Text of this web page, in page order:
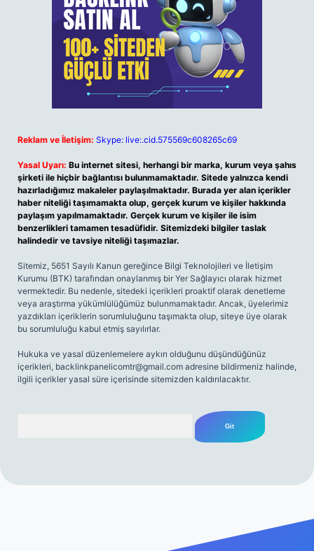
Reklam ve İletişim: Skype: live:.cid.575569c608265c69
Yasal Uyarı: Bu internet sitesi, herhangi bir marka, kurum veya şahıs
şirketi ile hiçbir bağlantısı bulunmamaktadır. Sitede yalnızca kendi
hazırladığımız makaleler paylaşılmaktadır. Burada yer alan içerikler
haber niteliği taşımamakta olup, gerçek kurum ve kişiler hakkında
paylaşım yapılmamaktadır. Gerçek kurum ve kişiler ile isim
benzerlikleri tamamen tesadüfidir. Sitemizdeki bilgiler taslak
halindedir ve tavsiye niteliği taşımazlar.
Sitemiz, 5651 Sayılı Kanun gereğince Bilgi Teknolojileri ve İletişim
Kurumu (BTK) tarafından onaylanmış bir Yer Sağlayıcı olarak hizmet
vermektedir. Bu nedenle, sitedeki içerikleri proaktif olarak denetleme
veya araştırma yükümlülüğümüz bulunmamaktadır. Ancak, üyelerimiz
yazdıkları içeriklerin sorumluluğunu taşımakta olup, siteye üye olarak
bu sorumluluğu kabul etmiş sayılırlar.
Hukuka ve yasal düzenlemelere aykırı olduğunu düşündüğünüz
içerikleri, backlinkpanelicomtr@gmail.com adresine bildirmeniz halinde,
ilgili içerikler yasal süre içerisinde sitemizden kaldırılacaktır.